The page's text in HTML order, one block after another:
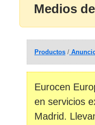
Medios
Productos /
Eurocen
en servicios
Madrid.